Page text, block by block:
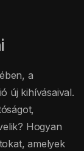
a
új kihívásaival.
Hogyan
amelyek